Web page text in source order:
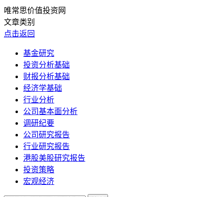
唯常思价值投资网
文章类别
点击返回
基金研究
投资分析基础
财报分析基础
经济学基础
行业分析
公司基本面分析
调研纪要
公司研究报告
行业研究报告
港股美股研究报告
投资策略
宏观经济